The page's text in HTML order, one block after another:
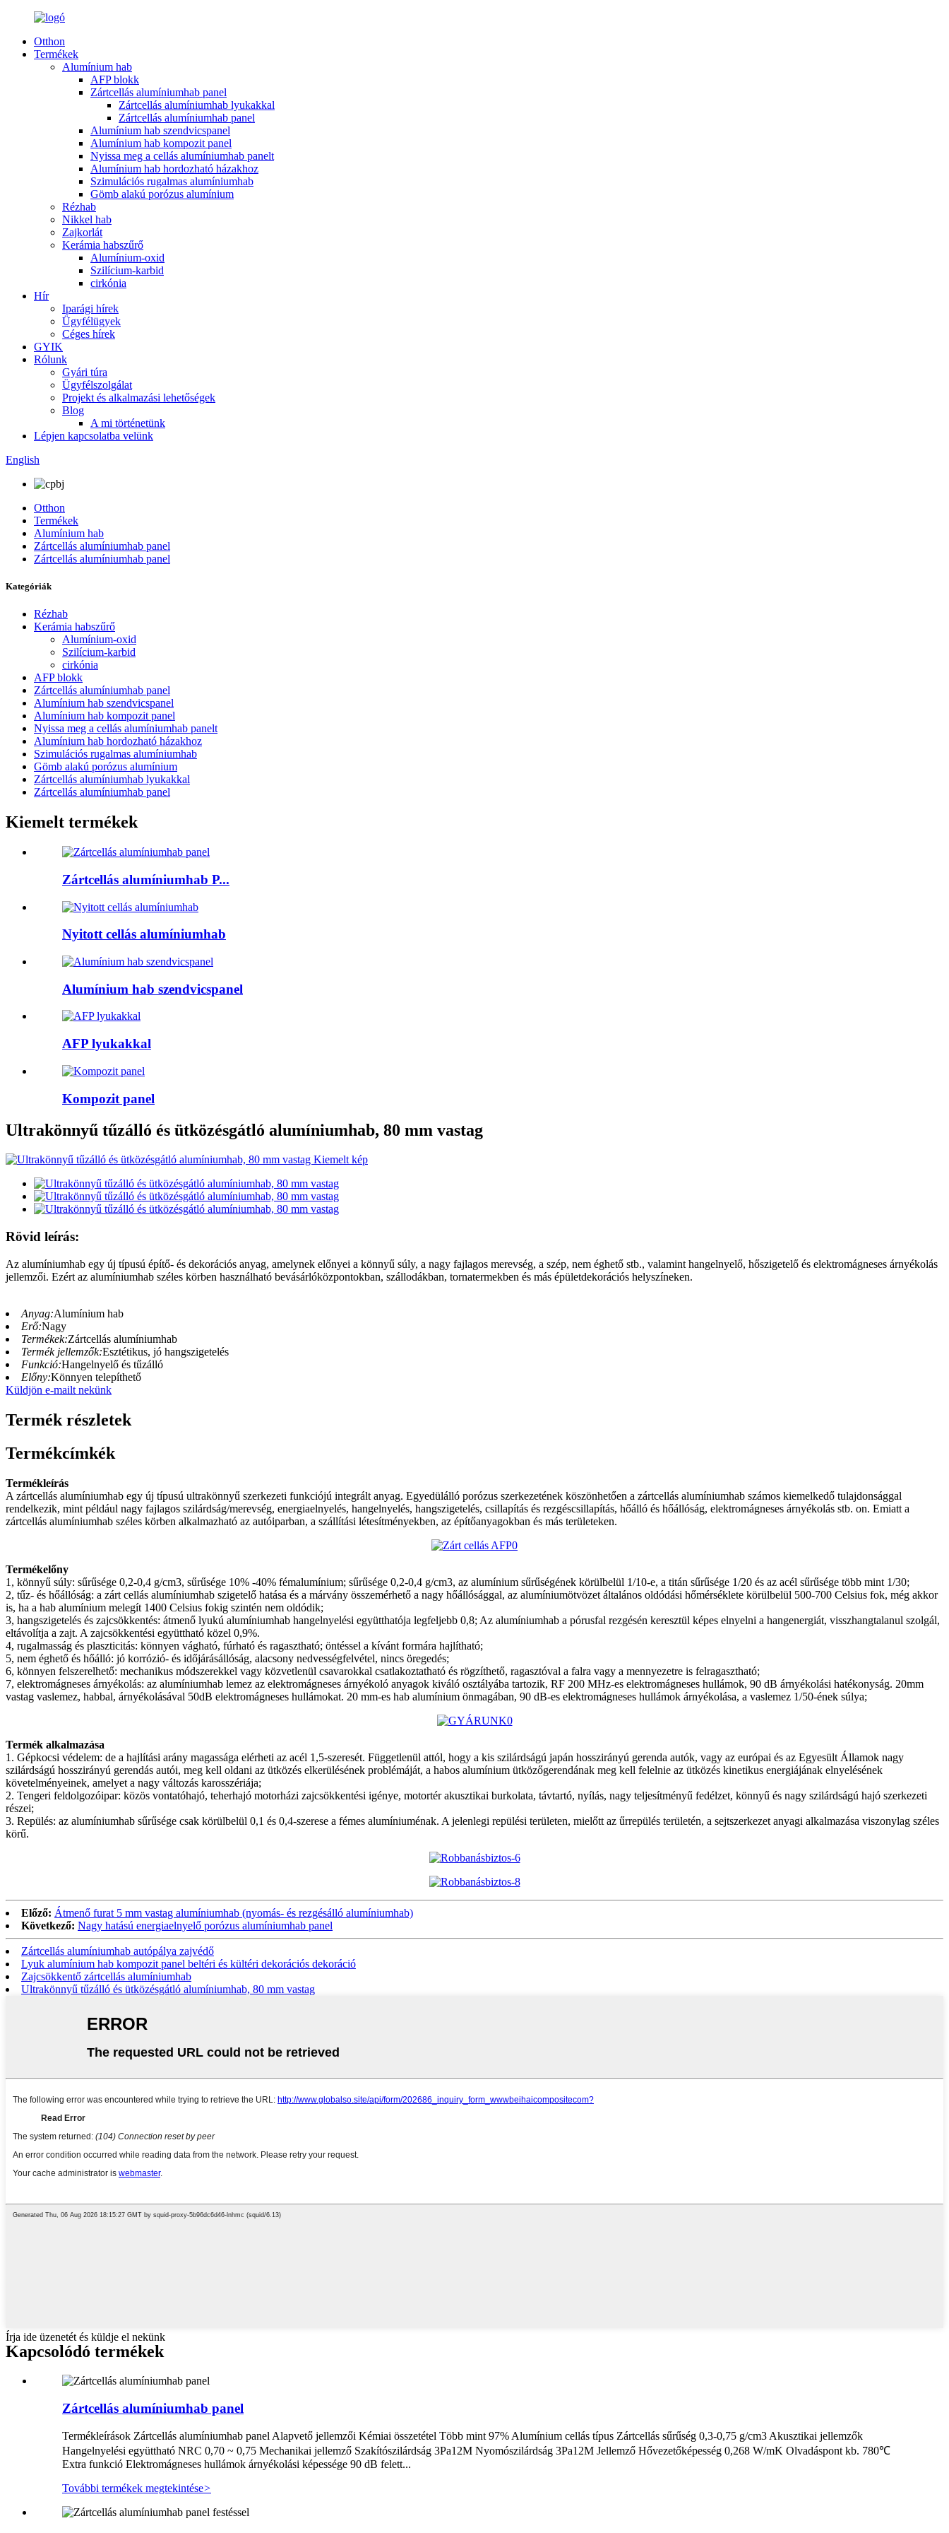
Otthon
Termékek
Alumínium hab
AFP blokk
Zártcellás alumíniumhab panel
Zártcellás alumíniumhab lyukakkal
Zártcellás alumíniumhab panel
Alumínium hab szendvicspanel
Alumínium hab kompozit panel
Nyissa meg a cellás alumíniumhab panelt
Alumínium hab hordozható házakhoz
Szimulációs rugalmas alumíniumhab
Gömb alakú porózus alumínium
Rézhab
Nikkel hab
Zajkorlát
Kerámia habszűrő
Alumínium-oxid
Szilícium-karbid
cirkónia
Hír
Iparági hírek
Ügyfélügyek
Céges hírek
GYIK
Rólunk
Gyári túra
Ügyfélszolgálat
Projekt és alkalmazási lehetőségek
Blog
A mi történetünk
Lépjen kapcsolatba velünk
English
Otthon
Termékek
Alumínium hab
Zártcellás alumíniumhab panel
Zártcellás alumíniumhab panel
Kategóriák
Rézhab
Kerámia habszűrő
Alumínium-oxid
Szilícium-karbid
cirkónia
AFP blokk
Zártcellás alumíniumhab panel
Alumínium hab szendvicspanel
Alumínium hab kompozit panel
Nyissa meg a cellás alumíniumhab panelt
Alumínium hab hordozható házakhoz
Szimulációs rugalmas alumíniumhab
Gömb alakú porózus alumínium
Zártcellás alumíniumhab lyukakkal
Zártcellás alumíniumhab panel
Kiemelt termékek
Zártcellás alumíniumhab P...
Nyitott cellás alumíniumhab
Alumínium hab szendvicspanel
AFP lyukakkal
Kompozit panel
Ultrakönnyű tűzálló és ütközésgátló alumíniumhab, 80 mm vastag
Rövid leírás:
Az alumíniumhab egy új típusú építő- és dekorációs anyag, amelynek előnyei a könnyű súly, a nagy fajlagos merevség, a szép, nem éghető stb., valamint hangelnyelő, hőszigetelő és elektromágneses árnyékolás
jellemzői. Ezért az alumíniumhab széles körben használható bevásárlóközpontokban, szállodákban, tornatermekben és más épületdekorációs helyszíneken.
Anyag:Alumínium hab
Erő:Nagy
Termékek:Zártcellás alumíniumhab
Termék jellemzők:Esztétikus, jó hangszigetelés
Funkció:Hangelnyelő és tűzálló
Előny:Könnyen telepíthető
Küldjön e-mailt nekünk
Termék részletek
Termékcímkék
Termékleírás
A zártcellás alumíniumhab egy új típusú ultrakönnyű szerkezeti funkciójú integrált anyag. Egyedülálló porózus szerkezetének köszönhetően a zártcellás alumíniumhab számos kiemelkedő tulajdonsággal
rendelkezik, mint például nagy fajlagos szilárdság/merevség, energiaelnyelés, hangelnyelés, hangszigetelés, csillapítás és rezgéscsillapítás, hőálló és hőállóság, elektromágneses árnyékolás stb. on. Emiatt a
zártcellás alumíniumhab széles körben alkalmazható az autóiparban, a szállítási létesítményekben, az építőanyagokban és más területeken.
Termékelőny
1, könnyű súly: sűrűsége 0,2-0,4 g/cm3, sűrűsége 10% -40% fémalumínium; sűrűsége 0,2-0,4 g/cm3, az alumínium sűrűségének körülbelül 1/10-e, a titán sűrűsége 1/20 és az acél sűrűsége több mint 1/30;
2, tűz- és hőállóság: a zárt cellás alumíniumhab szigetelő hatása és a márvány összemérhető a nagy hőállósággal, az alumíniumötvözet általános oldódási hőmérséklete körülbelül 500-700 Celsius fok, még akkor
is, ha a hab alumínium melegít 1400 Celsius fokig szintén nem oldódik;
3, hangszigetelés és zajcsökkentés: átmenő lyukú alumíniumhab hangelnyelési együtthatója legfeljebb 0,8; Az alumíniumhab a pórusfal rezgésén keresztül képes elnyelni a hangenergiát, visszhangtalanul szolgál,
eltávolítja a zajt. A zajcsökkentési együttható közel 0,9%.
4, rugalmasság és plaszticitás: könnyen vágható, fúrható és ragasztható; öntéssel a kívánt formára hajlítható;
5, nem éghető és hőálló: jó korrózió- és időjárásállóság, alacsony nedvességfelvétel, nincs öregedés;
6, könnyen felszerelhető: mechanikus módszerekkel vagy közvetlenül csavarokkal csatlakoztatható és rögzíthető, ragasztóval a falra vagy a mennyezetre is felragasztható;
7, elektromágneses árnyékolás: az alumíniumhab lemez az elektromágneses árnyékoló anyagok kiváló osztályába tartozik, RF 200 MHz-es elektromágneses hullámok, 90 dB árnyékolási hatékonyság. 20mm
vastag vaslemez, habbal, árnyékolásával 50dB elektromágneses hullámokat. 20 mm-es hab alumínium önmagában, 90 dB-es elektromágneses hullámok árnyékolása, a vaslemez 1/50-ének súlya;
Termék alkalmazása
1. Gépkocsi védelem: de a hajlítási arány magassága elérheti az acél 1,5-szeresét. Függetlenül attól, hogy a kis szilárdságú japán hosszirányú gerenda autók, vagy az európai és az Egyesült Államok nagy
szilárdságú hosszirányú gerendás autói, meg kell oldani az ütközés elkerülésének problémáját, a habos alumínium ütközőgerendának meg kell felelnie az ütközés kinetikus energiájának elnyelésének
követelményeinek, amelyet a nagy változás karosszériája;
2. Tengeri feldolgozóipar: közös vontatóhajó, teherhajó motorházi zajcsökkentési igénye, motortér akusztikai burkolata, távtartó, nyílás, nagy teljesítményű fedélzet, könnyű és nagy szilárdságú hajó szerkezeti
részei;
3. Repülés: az alumíniumhab sűrűsége csak körülbelül 0,1 és 0,4-szerese a fémes alumíniuménak. A jelenlegi repülési területen, mielőtt az űrrepülés területén, a sejtszerkezet anyagi alkalmazása viszonylag széles
körű.
Előző: Átmenő furat 5 mm vastag alumíniumhab (nyomás- és rezgésálló alumíniumhab)
Következő: Nagy hatású energiaelnyelő porózus alumíniumhab panel
Zártcellás alumíniumhab autópálya zajvédő
Lyuk alumínium hab kompozit panel beltéri és kültéri dekorációs dekoráció
Zajcsökkentő zártcellás alumíniumhab
Ultrakönnyű tűzálló és ütközésgátló alumíniumhab, 80 mm vastag
Írja ide üzenetét és küldje el nekünk
Kapcsolódó termékek
Zártcellás alumíniumhab panel
Termékleírások Zártcellás alumíniumhab panel Alapvető jellemzői Kémiai összetétel Több mint 97% Alumínium cellás típus Zártcellás sűrűség 0,3-0,75 g/cm3 Akusztikai jellemzők
Hangelnyelési együttható NRC 0,70 ~ 0,75 Mechanikai jellemző Szakítószilárdság 3Pa12M Nyomószilárdság 3Pa12M Jellemző Hővezetőképesség 0,268 W/mK Olvadáspont kb. 780℃
Extra funkció Elektromágneses hullámok árnyékolási képessége 90 dB felett...
További termékek megtekintése>